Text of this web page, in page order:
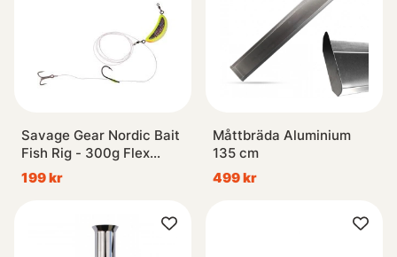
Savage Gear Nordic Bait
Fish Rig - 300g Flex
Hooks 3/0 + 6/0 FC 1mm
199 kr
Måttbräda Aluminium
135 cm
499 kr